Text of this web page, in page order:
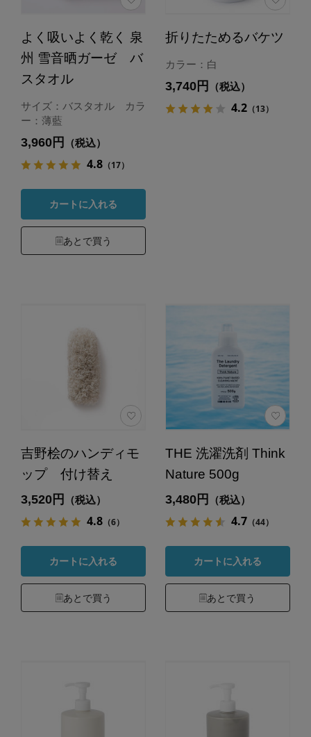
よく吸いよく乾く 泉
州 雪音晒ガーゼ バ
スタオル
サイズ：バスタオル カラ
ー：薄藍
3,960円 （税込）
4.8（17）
カートに入れる
あとで買う
折りたためるバケツ
カラー：白
3,740円 （税込）
4.2（13）
吉野桧のハンディモ
ップ 付け替え
3,520円 （税込）
4.8（6）
カートに入れる
あとで買う
THE 洗濯洗剤 Think
Nature 500g
3,480円 （税込）
4.7（44）
カートに入れる
あとで買う